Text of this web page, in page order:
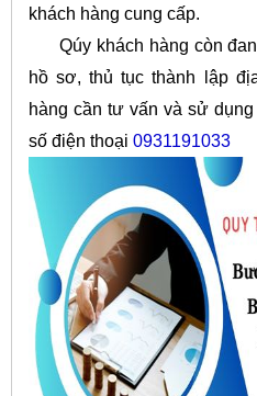
khách hàng cung cấp.
Qúy khách hàng còn
hồ sơ, thủ tục thành lập
hàng cần tư vấn và sử
số điện thoại 0931191033